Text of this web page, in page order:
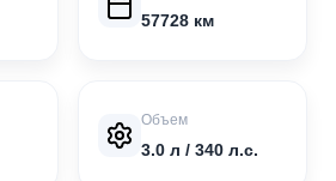
57728 км
Объем
3.0 л / 340 л.с.